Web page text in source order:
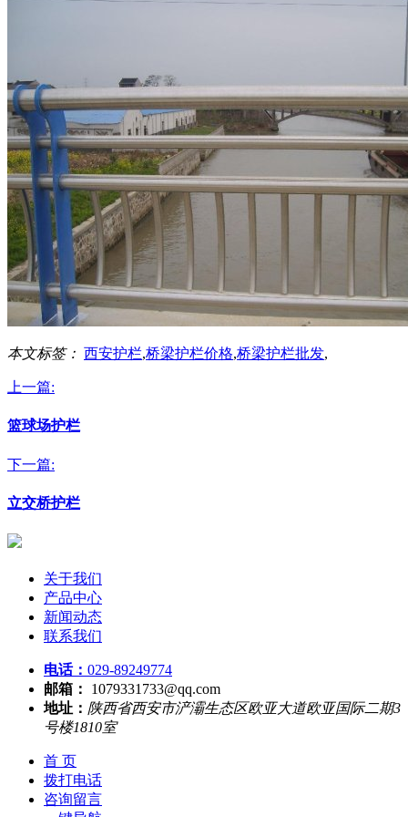
本文标签： 西安护栏,桥梁护栏价格,桥梁护栏批发,
上一篇:
篮球场护栏
下一篇:
立交桥护栏
关于我们
产品中心
新闻动态
联系我们
电话： 029-89249774
邮箱：
1079331733@qq.com
地址： 陕西省西安市浐灞生态区欧亚大道欧亚国际二期3
号楼1810室
首 页
拨打电话
咨询留言